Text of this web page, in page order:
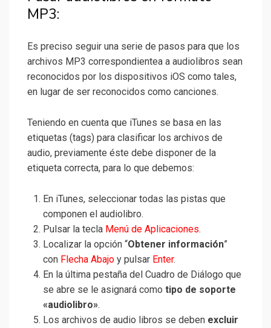
MP3:
Es preciso seguir una serie de pasos para que los
archivos MP3 correspondientea a audiolibros sean
reconocidos por los dispositivos iOS como tales,
en lugar de ser reconocidos como canciones.
Teniendo en cuenta que iTunes se basa en las
etiquetas (tags) para clasificar los archivos de
audio, previamente éste debe disponer de la
etiqueta correcta, para lo que debemos:
En iTunes, seleccionar todas las pistas que
componen el audiolibro.
Pulsar la tecla Menú de Aplicaciones.
Localizar la opción “Obtener información”
con Flecha Abajo y pulsar Enter.
En la última pestaña del Cuadro de Diálogo que
se abre se le asignará como tipo de soporte
«audiolibro».
Los archivos de audio libros se deben excluir